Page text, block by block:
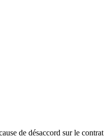
de désaccord sur le contrat